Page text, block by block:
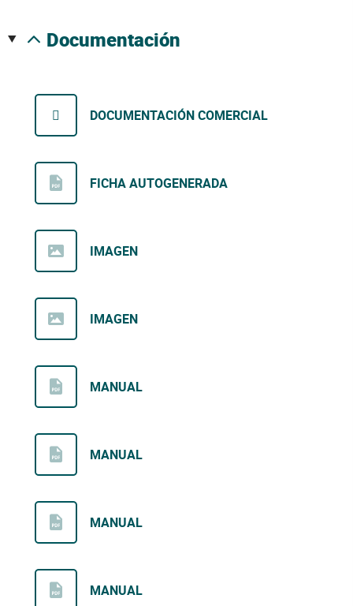
documentación
DOCUMENTACIÓN COMERCIAL
FICHA AUTOGENERADA
IMAGEN
IMAGEN
MANUAL
MANUAL
MANUAL
MANUAL